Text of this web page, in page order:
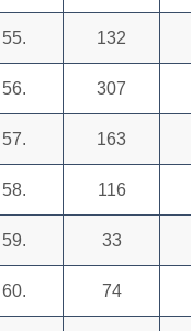
55. 132
56. 307
57. 163
58. 116
59. 33
60. 74